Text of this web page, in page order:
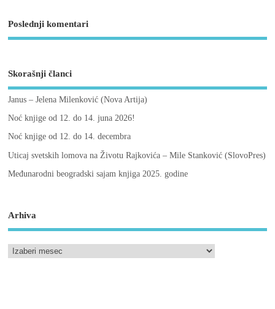
Poslednji komentari
Skorašnji članci
Janus – Jelena Milenković (Nova Artija)
Noć knjige od 12. do 14. juna 2026!
Noć knjige od 12. do 14. decembra
Uticaj svetskih lomova na Životu Rajkovića – Mile Stanković (SlovoPres)
Međunarodni beogradski sajam knjiga 2025. godine
Arhiva